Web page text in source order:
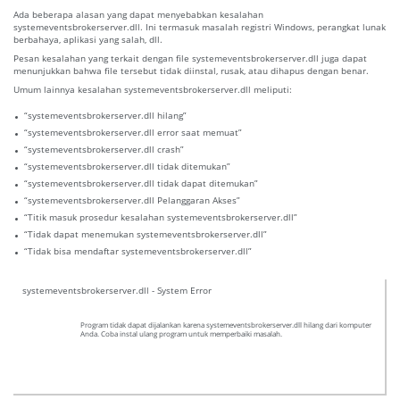
Ada beberapa alasan yang dapat menyebabkan kesalahan
systemeventsbrokerserver.dll. Ini termasuk masalah registri Windows, perangkat lunak
berbahaya, aplikasi yang salah, dll.
Pesan kesalahan yang terkait dengan file systemeventsbrokerserver.dll juga dapat
menunjukkan bahwa file tersebut tidak diinstal, rusak, atau dihapus dengan benar.
Umum lainnya kesalahan systemeventsbrokerserver.dll meliputi:
“systemeventsbrokerserver.dll hilang”
“systemeventsbrokerserver.dll error saat memuat”
“systemeventsbrokerserver.dll crash”
“systemeventsbrokerserver.dll tidak ditemukan”
“systemeventsbrokerserver.dll tidak dapat ditemukan”
“systemeventsbrokerserver.dll Pelanggaran Akses”
“Titik masuk prosedur kesalahan systemeventsbrokerserver.dll”
“Tidak dapat menemukan systemeventsbrokerserver.dll”
“Tidak bisa mendaftar systemeventsbrokerserver.dll”
systemeventsbrokerserver.dll - System Error
Program tidak dapat dijalankan karena systemeventsbrokerserver.dll hilang dari komputer
Anda. Coba instal ulang program untuk memperbaiki masalah.